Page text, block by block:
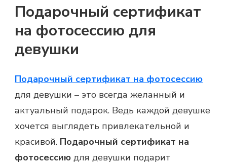
Подарочный сертификат
на фотосессию для
девушки
Подарочный сертификат на фотосессию
для девушки – это всегда желанный и
актуальный подарок. Ведь каждой девушке
хочется выглядеть привлекательной и
красивой. Подарочный сертификат на
фотосессию для девушки подарит